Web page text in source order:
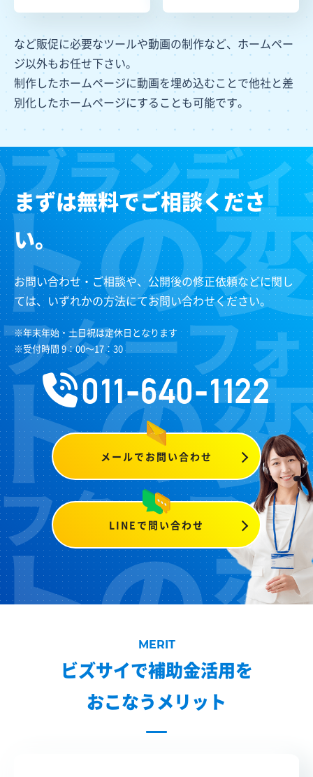
など販促に必要なツールや動画の制作など、ホームペー
ジ以外もお任せ下さい。
制作したホームページに動画を埋め込むことで他社と差
別化したホームページにすることも可能です。
まずは無料でご相談くださ
い。
お問い合わせ・ご相談や、公開後の修正依頼などに関し
ては、いずれかの方法にてお問い合わせください。
※年末年始・土日祝は定休日となります
※受付時間 9：00～17：30
011-640-1122
メールでお問い合わせ
LINEで問い合わせ
ビズサイで補助金活用を
おこなうメリット